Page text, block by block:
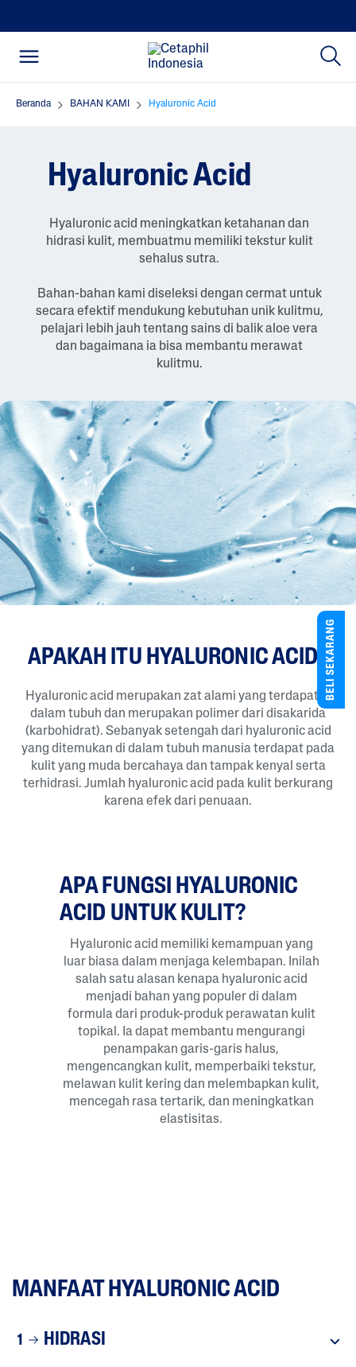
Beranda BAHAN KAMI Hyaluronic Acid
Hyaluronic Acid
Hyaluronic acid meningkatkan ketahanan dan
hidrasi kulit, membuatmu memiliki tekstur kulit
sehalus sutra.
Bahan-bahan kami diseleksi dengan cermat untuk
secara efektif mendukung kebutuhan unik kulitmu,
pelajari lebih jauh tentang sains di balik aloe vera
dan bagaimana ia bisa membantu merawat
kulitmu.
APAKAH ITU HYALURONIC ACID?
Hyaluronic acid merupakan zat alami yang terdapat di
dalam tubuh dan merupakan polimer dari disakarida
(karbohidrat). Sebanyak setengah dari hyaluronic acid
yang ditemukan di dalam tubuh manusia terdapat pada
kulit yang muda bercahaya dan tampak kenyal serta
terhidrasi. Jumlah hyaluronic acid pada kulit berkurang
karena efek dari penuaan.
APA FUNGSI HYALURONIC
ACID UNTUK KULIT?
Hyaluronic acid memiliki kemampuan yang
luar biasa dalam menjaga kelembapan. Inilah
salah satu alasan kenapa hyaluronic acid
menjadi bahan yang populer di dalam
formula dari produk-produk perawatan kulit
topikal. Ia dapat membantu mengurangi
penampakan garis-garis halus,
mengencangkan kulit, memperbaiki tekstur,
melawan kulit kering dan melembapkan kulit,
mencegah rasa tertarik, dan meningkatkan
elastisitas.
MANFAAT HYALURONIC ACID
1 HIDRASI
BELI SEKARANG